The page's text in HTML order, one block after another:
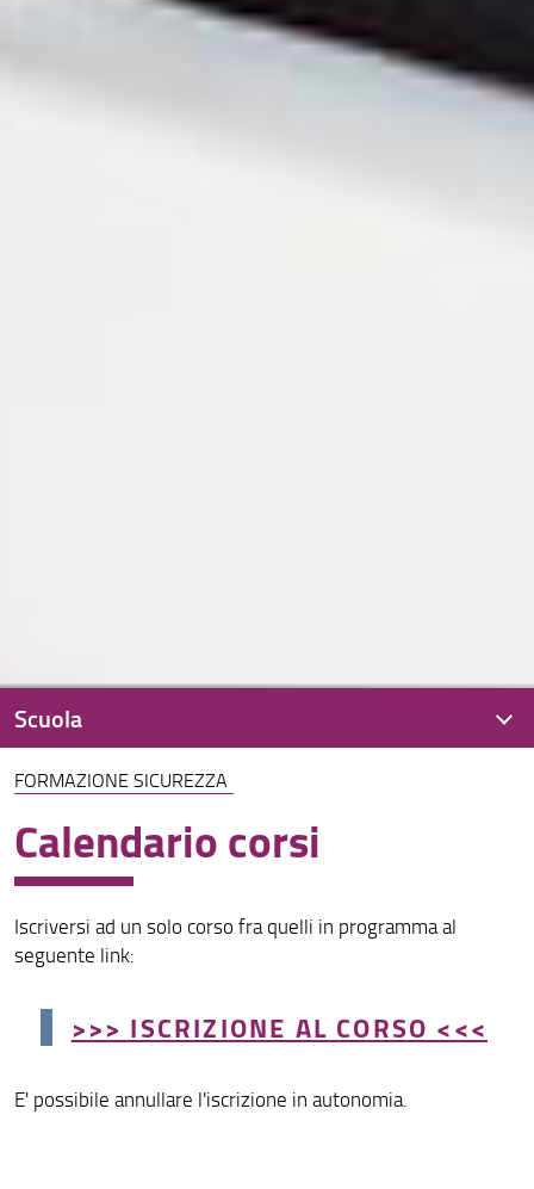
FORMAZIONE SICUREZZA
Calendario corsi
Iscriversi ad un solo corso fra quelli in programma al
seguente link:
>>> ISCRIZIONE AL CORSO <<<
E' possibile annullare l'iscrizione in autonomia.
Scuola
Presentazione
Organizzazione
Regolamenti
Didattica
Per laurearsi